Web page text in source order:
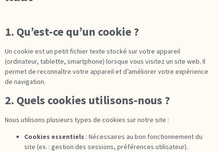
1. Qu’est-ce qu’un cookie ?
Un cookie est un petit fichier texte stocké sur votre appareil
(ordinateur, tablette, smartphone) lorsque vous visitez un site web. Il
permet de reconnaître votre appareil et d’améliorer votre expérience
de navigation.
2. Quels cookies utilisons-nous ?
Nous utilisons plusieurs types de cookies sur notre site :
Cookies essentiels : Nécessaires au bon fonctionnement du
site (ex. : gestion des sessions, préférences utilisateur).